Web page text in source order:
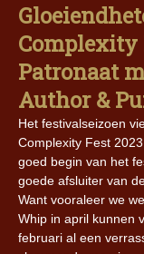
Complexity
Patronaat
Author &
Het festivalseizoen
Complexity Fest
goed begin van het
goede afsluiter van
Want vooraleer we
Whip in april kunnen
februari al een